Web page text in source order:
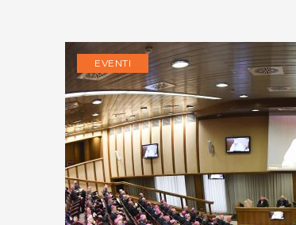
EVENTI